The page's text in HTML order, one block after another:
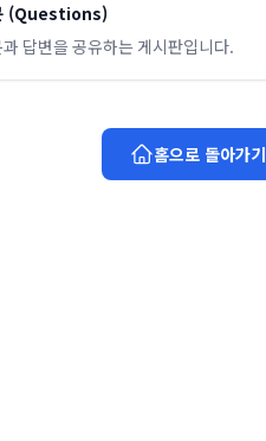
(Questions)
답변을 공유하는 게시판입니다.
홈으로 돌아가기